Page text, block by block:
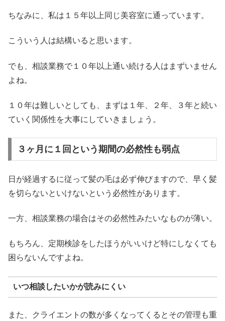
ちなみに、私は１５年以上同じ美容室に通っています。
こういう人は結構いると思います。
でも、相談業務で１０年以上通い続ける人はまずいません
よね。
１０年は難しいとしても、まずは１年、２年、３年と続い
ていく関係性を大事にしていきましょう。
３ヶ月に１回という期間の必然性も弱点
日が経過するに従って髪の毛は必ず伸びますので、早く髪
を切らないといけないという必然性があります。
一方、相談業務の場合はその必然性みたいなものが薄い。
もちろん、定期検診をしたほうがいいけど特にしなくても
困らないんですよね。
いつ相談したいかが読みにくい
また、クライエントの数が多くなってくるとその管理も重